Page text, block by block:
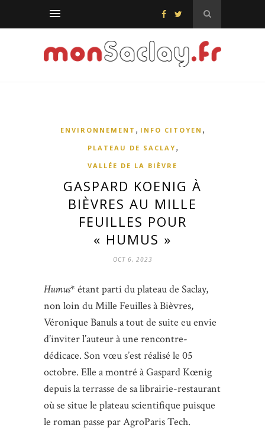
ENVIRONNEMENT , INFO CITOYEN ,
PLATEAU DE SACLAY ,
VALLÉE DE LA BIÈVRE
GASPARD KOENIG À
BIÈVRES AU MILLE
FEUILLES POUR
« HUMUS »
OCT 6, 2023
Humus* étant parti du plateau de Saclay,
non loin du Mille Feuilles à Bièvres,
Véronique Banuls a tout de suite eu envie
d’inviter l’auteur à une rencontre-
dédicace. Son vœu s’est réalisé le 05
octobre. Elle a montré à Gaspard Kœnig
depuis la terrasse de sa librairie-restaurant
où se situe le plateau scientifique puisque
le roman passe par AgroParis Tech.